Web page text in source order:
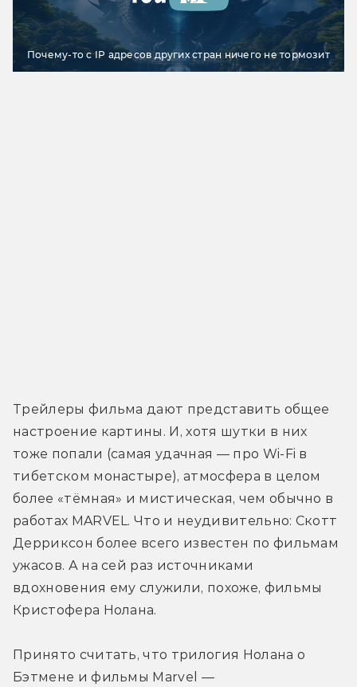
Почему-то с IP адресов других стран ничего не тормозит
Трейлеры фильма дают представить общее
настроение картины. И, хотя шутки в них
тоже попали (самая удачная — про Wi-Fi в
тибетском монастыре), атмосфера в целом
более «тёмная» и мистическая, чем обычно в
работах MARVEL. Что и неудивительно: Скотт
Дерриксон более всего известен по фильмам
ужасов. А на сей раз источниками
вдохновения ему служили, похоже, фильмы
Кристофера Нолана.
Принято считать, что трилогия Нолана о
Бэтмене и фильмы Marvel —